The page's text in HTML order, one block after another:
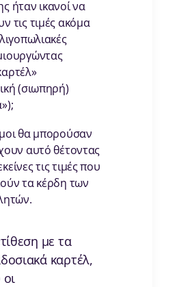
ήταν ικανοί να
τις τιμές ακόμα
(σιωπηρή)
θα μπορούσαν
αυτό θέτοντας
τις τιμές που
τα κέρδη των
με τα
καρτέλ,